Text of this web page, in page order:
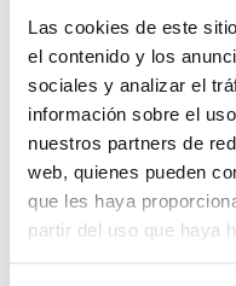
Las cookies de este
el contenido y los
sociales y analizar el
información sobre el
nuestros partners de
web, quienes pueden
que les haya
partir del uso que haya
FARMACIA PARRA
C. LAGASCA, 106